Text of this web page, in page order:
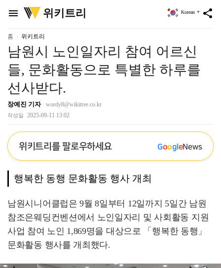
menu
위
키
리
위키트리 share
Korean ▼
홈 위키트리
남원시 노인일자리 참여 어르신
들, 문화활동으로 특별한 하루를
선사받다.
장예진 기자 wordy8@wikitree.co.kr
작성일 2025-09-11 13:02
위키트리를 팔로우하세요 GoogleNews
행복한 동행 문화활동 행사 개최
남원시니어클럽은 9월 8일부터 12일까지 5일간 남원
참조은웨딩컨벤션에서 노인일자리 및 사회활동 지원
사업 참여 노인 1,869명을 대상으로 「행복한 동행」
문화활동 행사를 개최했다.